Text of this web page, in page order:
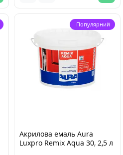
Популярний
Акрилова емаль Aura
Luxpro Remix Aqua 30, 2,5 л